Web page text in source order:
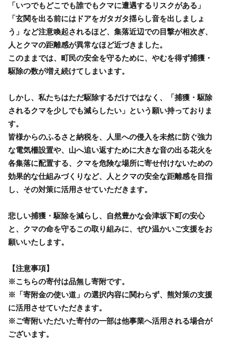
「いつでもどこでも誰でもクマに遭遇するリスクがある」
「玄関を出る前にはドアをガタガタ揺らし音を出しましょ
う」など注意喚起されるほど、集落近辺での目撃が相次ぎ、
人とクマの距離感が異常なほど近づきました。
このままでは、町民の安全を守るために、やむを得ず捕獲・
駆除の数が増え続けてしまいます。
しかし、私たちはただ駆除するだけではなく、「捕獲・駆除
されるクマを少しでも減らしたい」という願い持っておりま
す。
皆様からのふるさと納税を、人里への侵入を未然に防ぐ強力
な電気柵設置や、山へ追い返すために大きな音の出る花火を
各集落に配置する、クマを危険な場所に寄せ付けないための
効果的な仕組みづくりなど、人とクマの安全な距離感を目指
し、その対策に活用させていただきます。
悲しい捕獲・駆除を減らし、自然豊かな会津坂下町の安心
と、クマの命を守るこの取り組みに、ぜひ温かいご支援をお
願いいたします。
【注意事項】
※こちらの寄付は品無し寄附です。
※「寄附金の使い道」の選択内容に関わらず、熊対策の支援
に活用させていただきます。
※ご寄附いただいた寄付の一部は他事業へ活用される場合が
ございます。